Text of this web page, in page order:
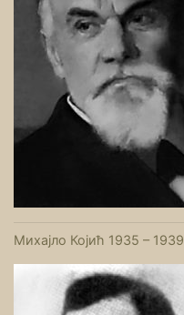
Михајло Којић 1935 – 1939